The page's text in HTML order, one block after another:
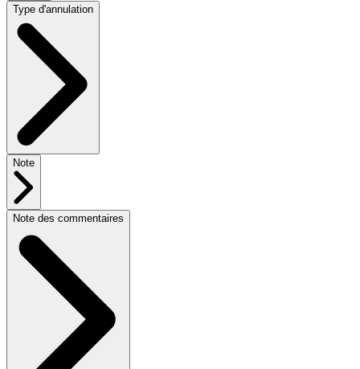
Type d'annulation
Note
Note des commentaires